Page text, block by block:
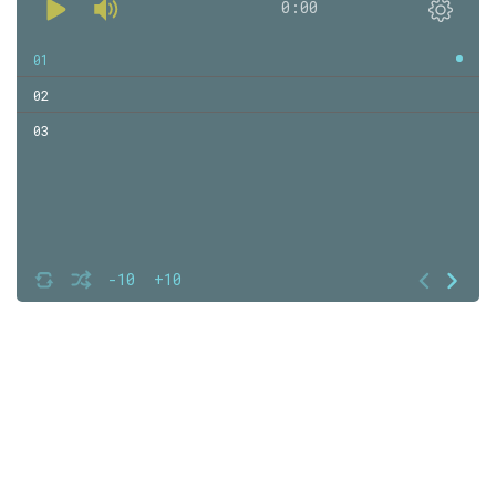
0:00
-10 +10
01
02
03